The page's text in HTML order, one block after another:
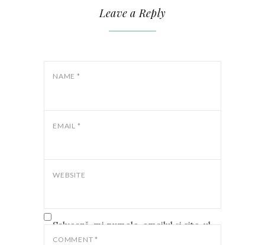
Leave a Reply
NAME *
EMAIL *
WEBSITE
Salvează-mi numele, emailul și site-ul
web în acest navigator pentru data
COMMENT *